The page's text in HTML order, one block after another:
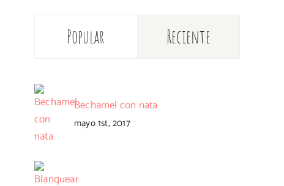
Popular Reciente
Bechamel con nata
mayo 1st, 2017